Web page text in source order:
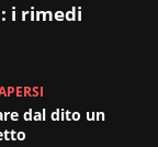
i rimedi
dal dito un